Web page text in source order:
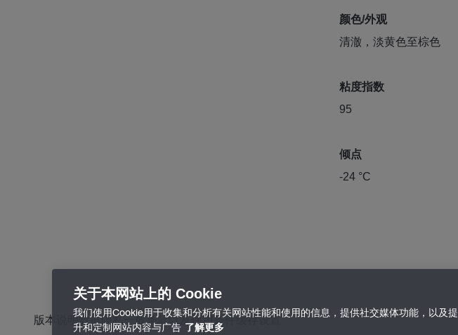
颜色/外观
清澈，淡黄色至棕色
粘度指数
95
倾点
-24 °C
版本说明数据隐私 一般条款以及使用条件缓存设置
关于本网站上的 Cookie
我们使用Cookie用于收集和分析有关网站性能和使用的信息，提供社交媒体功能，以及提
升和定制网站内容与广告
了解更多